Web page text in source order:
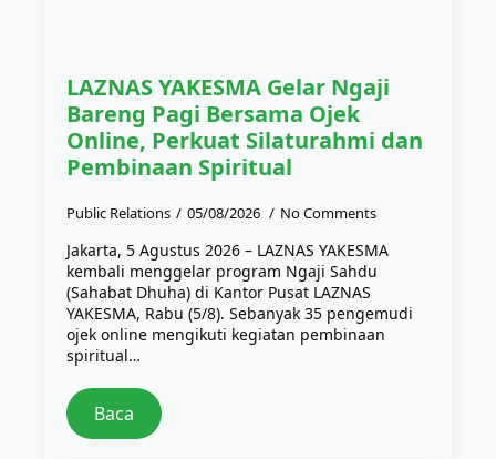
LAZNAS YAKESMA Gelar Ngaji
Bareng Pagi Bersama Ojek
Online, Perkuat Silaturahmi dan
Pembinaan Spiritual
Public Relations 05/08/2026 No Comments
Jakarta, 5 Agustus 2026 – LAZNAS YAKESMA
kembali menggelar program Ngaji Sahdu
(Sahabat Dhuha) di Kantor Pusat LAZNAS
YAKESMA, Rabu (5/8). Sebanyak 35 pengemudi
ojek online mengikuti kegiatan pembinaan
spiritual…
Baca